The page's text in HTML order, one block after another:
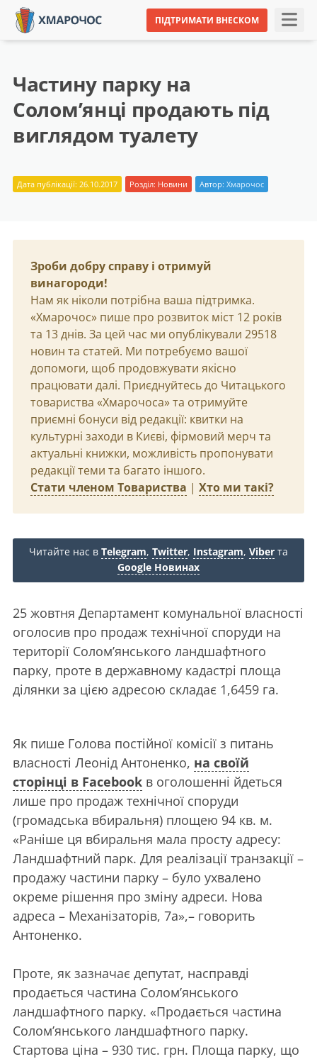
ПІДТРИМАТИ ВНЕСКОМ
Частину парку на
Солом’янці продають під
виглядом туалету
Дата публікації: 26.10.2017 Розділ: Новини Автор: Хмарочос
Зроби добру справу і отримуй
винагороди!
Нам як ніколи потрібна ваша підтримка.
«Хмарочос» пише про розвиток міст 12 років
та 13 днів. За цей час ми опублікували 29518
новин та статей. Ми потребуємо вашої
допомоги, щоб продовжувати якісно
працювати далі. Приєднуйтесь до Читацького
товариства «Хмарочоса» та отримуйте
приємні бонуси від редакції: квитки на
культурні заходи в Києві, фірмовий мерч та
актуальні книжки, можливість пропонувати
редакції теми та багато іншого.
Стати членом Товариства | Хто ми такі?
Читайте нас в Telegram, Twitter, Instagram, Viber та
Google Новинах
25 жовтня Департамент комунальної власності
оголосив про продаж технічної споруди на
території Солом’янського ландшафтного
парку, проте в державному кадастрі площа
ділянки за цією адресою складає 1,6459 га.
Як пише Голова постійної комісії з питань
власності Леонід Антоненко, на своїй
сторінці в Facebook в оголошенні йдеться
лише про продаж технічної споруди
(громадська вбиральня) площею 94 кв. м.
«Раніше ця вбиральня мала просту адресу:
Ландшафтний парк. Для реалізації транзакції –
продажу частини парку – було ухвалено
окреме рішення про зміну адреси. Нова
адреса – Механізаторів, 7а»,– говорить
Антоненко.
Проте, як зазначає депутат, насправді
продається частина Солом’янського
ландшафтного парку. «Продається частина
Солом’янського ландшафтного парку.
Стартова ціна – 930 тис. грн. Площа парку, що